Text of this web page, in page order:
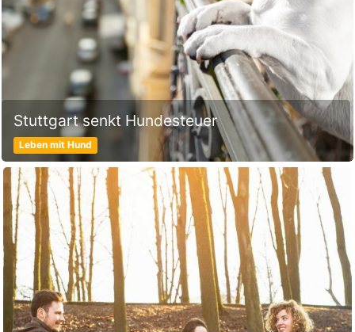
Stuttgart senkt Hundesteuer
Leben mit Hund